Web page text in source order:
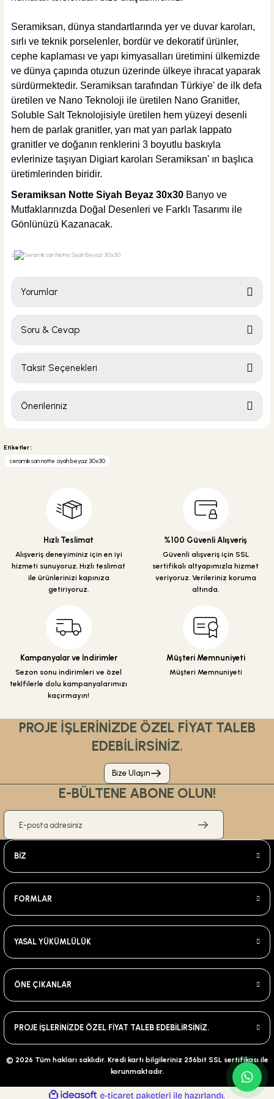
Seramiksan, dünya standartlarında yer ve duvar karoları,
sırlı ve teknik porselenler, bordür ve dekoratif ürünler,
cephe kaplaması ve yapı kimyasalları üretimini ülkemizde
ve dünya çapında otuzun üzerinde ülkeye ihracat yaparak
sürdürmektedir. Seramiksan tarafından Türkiye' de ilk defa
üretilen ve Nano Teknoloji ile üretilen Nano Granitler,
Soluble Salt Teknolojisiyle üretilen hem yüzeyi desenli
hem de parlak granitler, yarı mat yarı parlak lappato
granitler ve doğanın renklerini 3 boyutlu baskıyla
evlerinize taşıyan Digiart karoları Seramiksan' ın başlıca
üretimlerinden biridir.
Seramiksan Notte Siyah Beyaz 30x30 Banyo ve
Mutfaklarınızda Doğal Desenleri ve Farklı Tasarımı ile
Gönlünüzü Kazanacak.
s
Yorumlar
Soru & Cevap
Taksit Seçenekleri
Önerileriniz
yetersiz gördüğünüz noktaları öneri formunu kullanarak tarafımıza
Görüş ve önerileriniz için teşekkür ederiz.
Ürün resmi kalitesiz, bozuk veya görüntülenemiyor.
Ürün açıklamasında eksik bilgiler bulunuyor.
Ürün fiyatı diğer sitelerden daha pahalı.
Bu ürüne benzer farklı alternatifler olmalı.
Etiketler :
seramiksan notte siyah beyaz 30x30
Hızlı Teslimat
Alışveriş deneyiminiz için en iyi
hizmeti sunuyoruz. Hızlı teslimat
ile ürünlerinizi kapınıza
getiriyoruz.
%100 Güvenli Alışveriş
Güvenli alışveriş için SSL
sertifikalı altyapımızla hizmet
veriyoruz. Verileriniz koruma
altında.
Kampanyalar ve İndirimler
Sezon sonu indirimleri ve özel
teklfilerle dolu kampanyalarımızı
kaçırmayın!
Müşteri Memnuniyeti
Müşteri Memnuniyeti
PROJE İŞLERİNİZDE ÖZEL FİYAT TALEB
EDEBİLİRSİNİZ.
Bize Ulaşın
E-BÜLTENE ABONE OLUN!
BİZ
FORMLAR
YASAL YÜKÜMLÜLÜK
ÖNE ÇIKANLAR
PROJE İŞLERİNİZDE ÖZEL FİYAT TALEB EDEBİLİRSİNİZ.
© 2026 Tüm hakları saklıdır. Kredi kartı bilgileriniz 256bit SSL sertifikası ile
korunmaktadır.
ideasoft e-